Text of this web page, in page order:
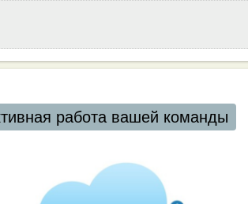
работа вашей команды